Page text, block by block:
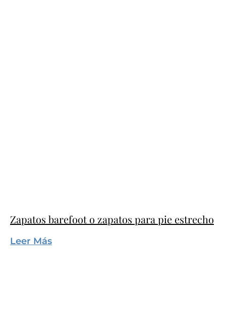
Zapatos barefoot o zapatos para pie estrecho
Leer Más